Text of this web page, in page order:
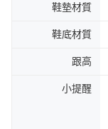
鞋墊材質
鞋底材質
跟高
小提醒